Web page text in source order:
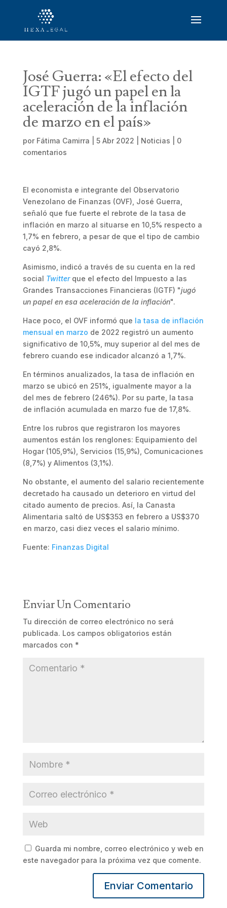
José Guerra: «El efecto del
IGTF jugó un papel en la
aceleración de la inflación
de marzo en el país»
por Fátima Camirra 5 Abr 2022 Noticias
0
comentarios
El economista e integrante del Observatorio
Venezolano de Finanzas (OVF), José Guerra,
señaló que fue fuerte el rebrote de la tasa de
inflación en marzo al situarse en 10,5% respecto a
1,7% en febrero, a pesar de que el tipo de cambio
cayó 2,8%.
Asimismo, indicó a través de su cuenta en la red
social Twitterque el efecto del Impuesto a las
Grandes Transacciones Financieras (IGTF) "jugó
un papel en esa aceleración de la inflación".
Hace poco, el OVF informó que la tasa de inflación
mensual en marzo de 2022 registró un aumento
significativo de 10,5%, muy superior al del mes de
febrero cuando ese indicador alcanzó a 1,7%.
En términos anualizados, la tasa de inflación en
marzo se ubicó en 251%, igualmente mayor a la
del mes de febrero (246%). Por su parte, la tasa
de inflación acumulada en marzo fue de 17,8%.
Entre los rubros que registraron los mayores
aumentos están los renglones: Equipamiento del
Hogar (105,9%), Servicios (15,9%), Comunicaciones
(8,7%) y Alimentos (3,1%).
No obstante, el aumento del salario recientemente
decretado ha causado un deterioro en virtud del
citado aumento de precios. Así, la Canasta
Alimentaria saltó de US$353 en febrero a US$370
en marzo, casi diez veces el salario mínimo.
Fuente: Finanzas Digital
Enviar Un Comentario
Tu dirección de correo electrónico no será
publicada. Los campos obligatorios están
marcados con *
Guarda mi nombre, correo electrónico y web en
este navegador para la próxima vez que comente.